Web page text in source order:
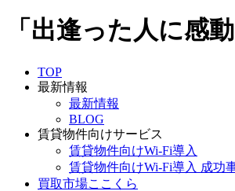
「出逢った人に感
TOP
最新情報
最新情報
BLOG
賃貸物件向けサービス
賃貸物件向けWi-Fi導入
賃貸物件向けWi-Fi導入 成功
買取市場ここくら